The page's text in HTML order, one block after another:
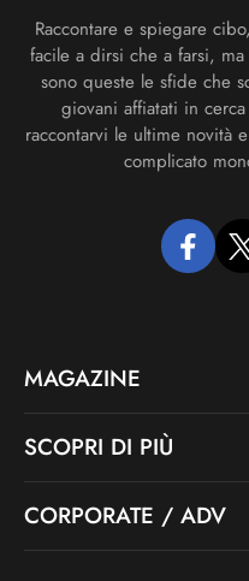
Raccontare e spiegare
facile a dirsi che a farsi,
sono queste le sfide che
giovani affiatati in
raccontarvi le ultime novità
complicato
MAGAZINE
SCOPRI DI PIÙ
CORPORATE / ADV